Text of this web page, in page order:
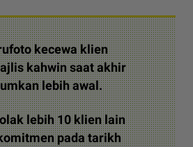
kecewa klien
kahwin saat akhir
lebih awal.
lebih 10 klien lain
pada tarikh